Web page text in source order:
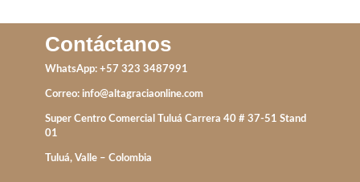
Contáctanos
WhatsApp: +57 323 3487991
Correo: info@altagraciaonline.com
Super Centro Comercial Tuluá Carrera 40 # 37-51 Stand
01
Tuluá, Valle – Colombia